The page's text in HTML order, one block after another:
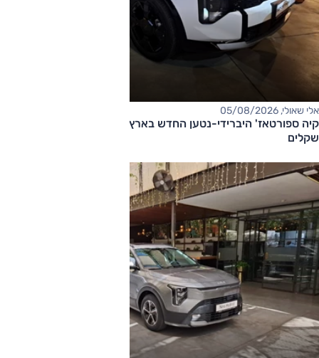
אלי שאולי, 05/08/2026
שקלים